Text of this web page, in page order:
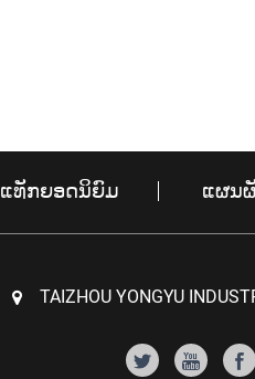
ແທັກຍອດນິຍົມ ແຜນຜັ
TAIZHOU YONGYU